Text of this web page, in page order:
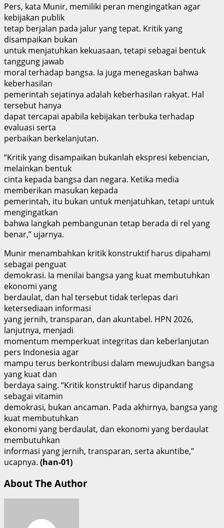
Pers, kata Munir, memiliki peran mengingatkan agar
kebijakan publik
tetap berjalan pada jalur yang tepat. Kritik yang
disampaikan bukan
untuk menjatuhkan kekuasaan, tetapi sebagai bentuk
tanggung jawab
moral terhadap bangsa. Ia juga menegaskan bahwa
keberhasilan
pemerintah sejatinya adalah keberhasilan rakyat. Hal
tersebut hanya
dapat tercapai apabila kebijakan terbuka terhadap
evaluasi serta
perbaikan berkelanjutan.
“Kritik yang disampaikan bukanlah ekspresi kebencian,
melainkan bentuk
cinta kepada bangsa dan negara. Ketika media
memberikan masukan kepada
pemerintah, itu bukan untuk menjatuhkan, tetapi untuk
mengingatkan
bahwa langkah pembangunan tetap berada di rel yang
benar,” ujarnya.
Munir menambahkan kritik konstruktif harus dipahami
sebagai penguat
demokrasi. Ia menilai bangsa yang kuat membutuhkan
ekonomi yang
berdaulat, dan hal tersebut tidak terlepas dari
ketersediaan informasi
yang jernih, transparan, dan akuntabel. HPN 2026,
lanjutnya, menjadi
momentum memperkuat integritas dan keberlanjutan
pers Indonesia agar
mampu terus berkontribusi dalam mewujudkan bangsa
yang kuat dan
berdaya saing. “Kritik konstruktif harus dipandang
sebagai vitamin
demokrasi, bukan ancaman. Pada akhirnya, bangsa yang
kuat membutuhkan
ekonomi yang berdaulat, dan ekonomi yang berdaulat
membutuhkan
informasi yang jernih, transparan, serta akuntibe,”
ucapnya. (han-01)
About The Author